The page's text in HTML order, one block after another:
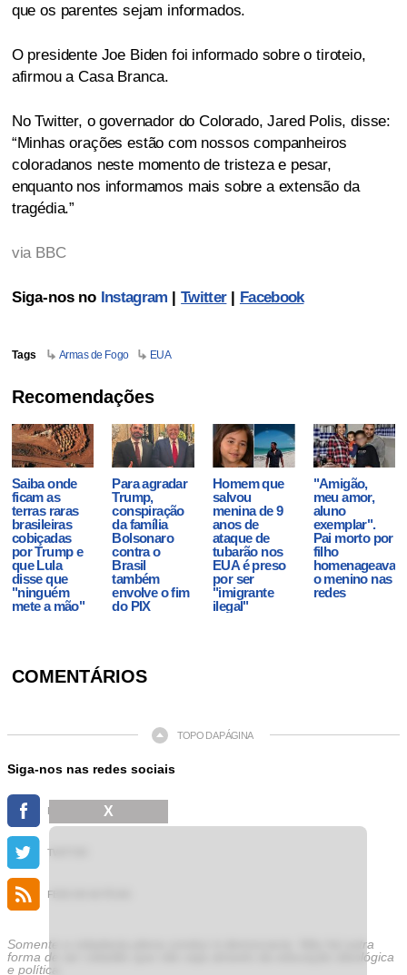
que os parentes sejam informados.
O presidente Joe Biden foi informado sobre o tiroteio,
afirmou a Casa Branca.
No Twitter, o governador do Colorado, Jared Polis, disse:
“Minhas orações estão com nossos companheiros
coloradanos neste momento de tristeza e pesar,
enquanto nos informamos mais sobre a extensão da
tragédia.”
via BBC
Siga-nos no Instagram |Twitter| Facebook
Tags Armas de Fogo EUA
Recomendações
Saiba onde
ficam as
terras raras
brasileiras
cobiçadas
por Trump e
que Lula
disse que
"ninguém
mete a mão"
Para agradar
Trump,
conspiração
da família
Bolsonaro
contra o
Brasil
também
envolve o fim
do PIX
Homem que
salvou
menina de 9
anos de
ataque de
tubarão nos
EUA é preso
por ser
"imigrante
ilegal"
"Amigão,
meu amor,
aluno
exemplar".
Pai morto por
filho
homenageava
o menino nas
redes
COMENTÁRIOS
TOPO DA PÁGINA
Siga-nos nas redes sociais
TWITTER
FEED DE NOTÍCIAS
Somente a cidadania plena conduz à democracia. Não há outra
forma de ser cidadão que não seja através da educação ideológica
e política.
X